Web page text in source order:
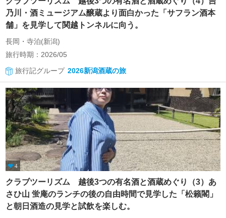
乃川・酒ミュージアム醸蔵より面白かった「サフラン酒本
舗」を見学して関越トンネルに向う。
長岡・寺泊(新潟)
旅行時期：2026/05
旅行記グループ 2026新潟酒蔵の旅
4
クラブツーリズム 越後3つの有名酒と酒蔵めぐり（3）あ
さひ山 蛍庵のランチの後の自由時間で見学した「松籟閣」
と朝日酒造の見学と試飲を楽しむ。